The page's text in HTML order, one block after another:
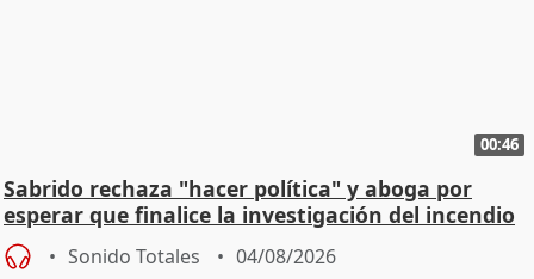
00:46
Sabrido rechaza "hacer política" y aboga por
esperar que finalice la investigación del incendio
Sonido Totales 04/08/2026